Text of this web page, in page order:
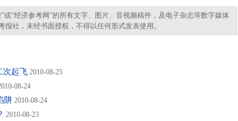
“经济参考网”的所有文字、图片、音视频稿件，及电子杂志等数字媒体
报社，未经书面授权，不得以任何形式发表使用。
次起飞 2010-08-25
08-24
阱 2010-08-24
2010-08-23